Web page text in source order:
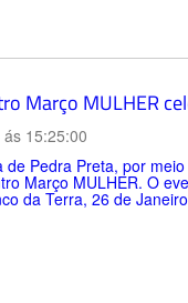
Março MULHER
15:25:00
de Pedra Preta, por
Março MULHER. O
da Terra, 26 de